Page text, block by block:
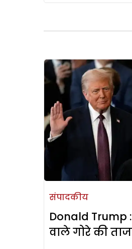
संपादकीय
Donald
वाले गोरे की